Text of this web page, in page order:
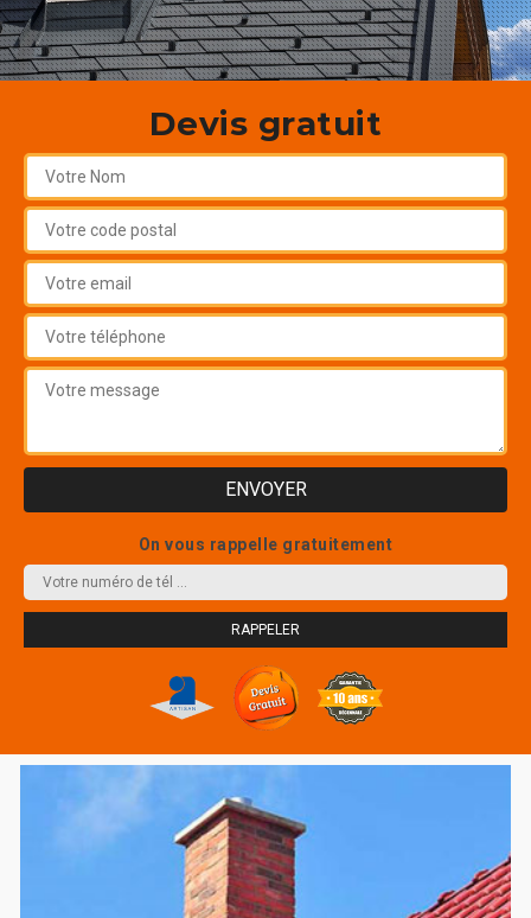
Devis gratuit
On vous rappelle gratuitement